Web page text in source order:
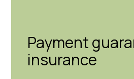
Payment
insurance